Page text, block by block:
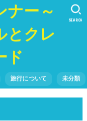
ナー～
とクレ
ド
旅行について 未分類
SEARCH